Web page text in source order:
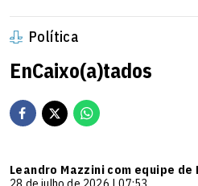
Política
EnCaixo(a)tados
Leandro Mazzini com equipe de